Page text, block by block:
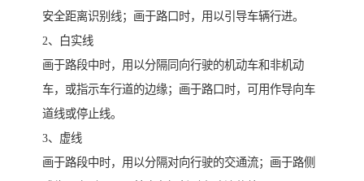
安全距离识别线；画于路口时，用以引导车辆行进。
2、白实线
画于路段中时，用以分隔同向行驶的机动车和非机动
车，或指示车行道的边缘；画于路口时，可用作导向车
道线或停止线。
3、虚线
画于路段中时，用以分隔对向行驶的交通流；画于路侧